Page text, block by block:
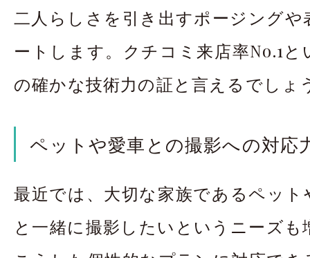
二人らしさを引き出すポージングや
ートします。クチコミ来店率No.1
の確かな技術力の証と言えるでしょ
ペットや愛車との撮影への対応
最近では、大切な家族であるペット
と一緒に撮影したいというニーズ